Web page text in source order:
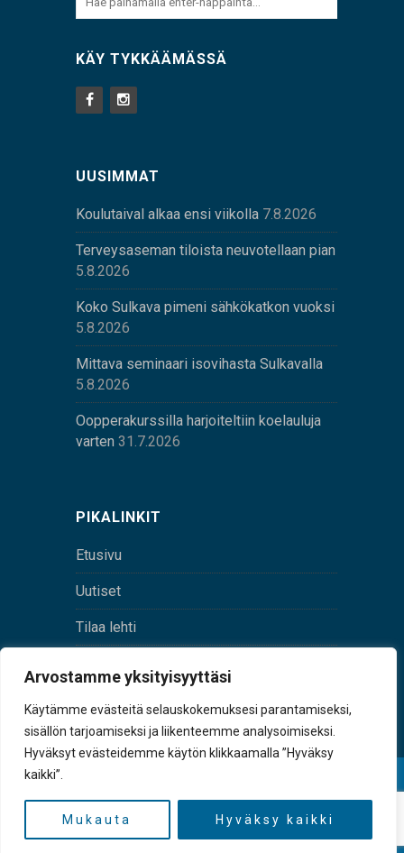
Arvostamme yksityisyyttäsi
Käytämme evästeitä selauskokemuksesi parantamiseksi,
sisällön tarjoamiseksi ja liikenteemme analysoimiseksi.
Hyväksyt evästeidemme käytön klikkaamalla ”Hyväksy
kaikki”.
Mukauta Hyväksy kaikki
KÄY TYKKÄÄMÄSSÄ
UUSIMMAT
Koulutaival alkaa ensi viikolla 7.8.2026
Terveysaseman tiloista neuvotellaan pian
5.8.2026
Koko Sulkava pimeni sähkökatkon vuoksi
5.8.2026
Mittava seminaari isovihasta Sulkavalla
5.8.2026
Oopperakurssilla harjoiteltiin koelauluja
varten 31.7.2026
PIKALINKIT
Etusivu
Uutiset
Tilaa lehti
tunnus 0167229-8
TAKAISIN YLÖS